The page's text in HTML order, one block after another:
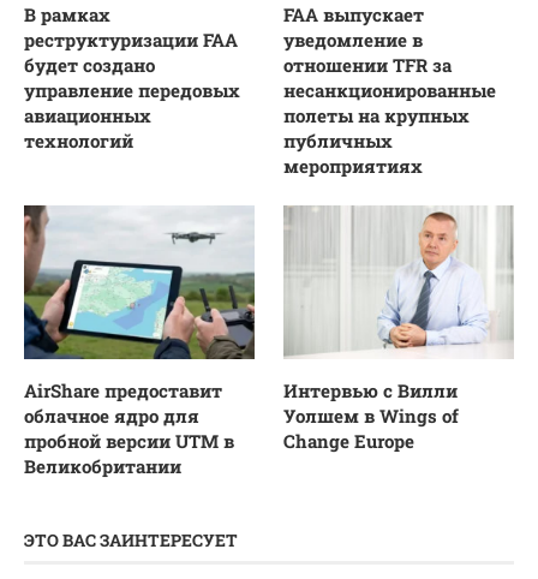
В рамках
реструктуризации FAA
будет создано
управление передовых
авиационных
технологий
FAA выпускает
уведомление в
отношении TFR за
несанкционированные
полеты на крупных
публичных
мероприятиях
AirShare предоставит
облачное ядро для
пробной версии UTM в
Великобритании
Интервью с Вилли
Уолшем в Wings of
Change Europe
ЭТО ВАС ЗАИНТЕРЕСУЕТ